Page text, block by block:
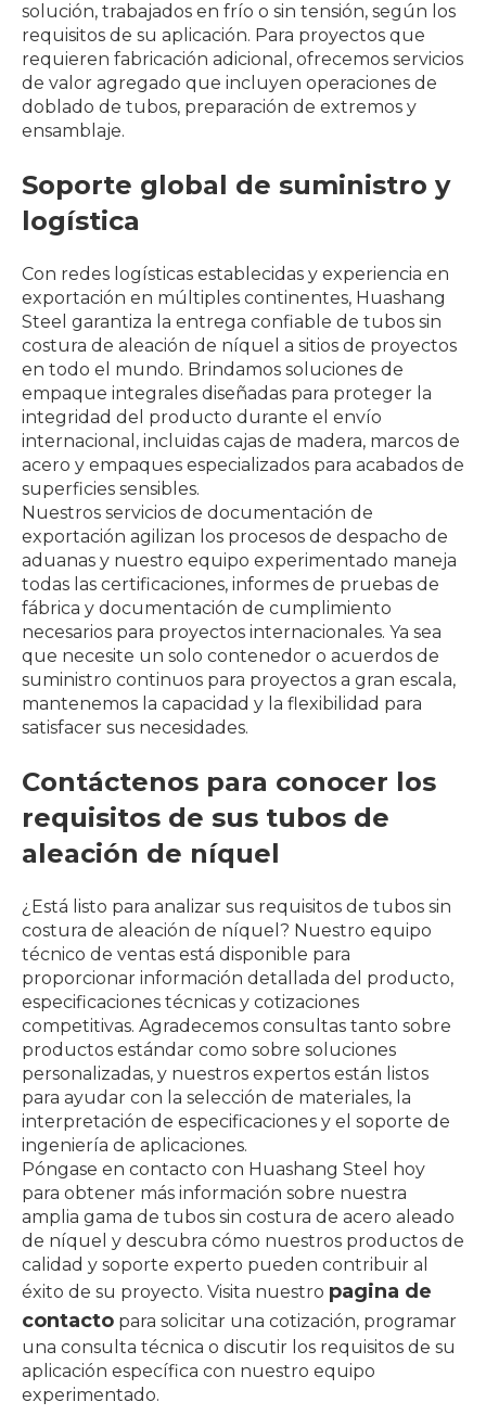
solución, trabajados en frío o sin tensión, según los
requisitos de su aplicación. Para proyectos que
requieren fabricación adicional, ofrecemos servicios
de valor agregado que incluyen operaciones de
doblado de tubos, preparación de extremos y
ensamblaje.
Soporte global de suministro y
logística
Con redes logísticas establecidas y experiencia en
exportación en múltiples continentes, Huashang
Steel garantiza la entrega confiable de tubos sin
costura de aleación de níquel a sitios de proyectos
en todo el mundo. Brindamos soluciones de
empaque integrales diseñadas para proteger la
integridad del producto durante el envío
internacional, incluidas cajas de madera, marcos de
acero y empaques especializados para acabados de
superficies sensibles.
Nuestros servicios de documentación de
exportación agilizan los procesos de despacho de
aduanas y nuestro equipo experimentado maneja
todas las certificaciones, informes de pruebas de
fábrica y documentación de cumplimiento
necesarios para proyectos internacionales. Ya sea
que necesite un solo contenedor o acuerdos de
suministro continuos para proyectos a gran escala,
mantenemos la capacidad y la flexibilidad para
satisfacer sus necesidades.
Contáctenos para conocer los
requisitos de sus tubos de
aleación de níquel
¿Está listo para analizar sus requisitos de tubos sin
costura de aleación de níquel? Nuestro equipo
técnico de ventas está disponible para
proporcionar información detallada del producto,
especificaciones técnicas y cotizaciones
competitivas. Agradecemos consultas tanto sobre
productos estándar como sobre soluciones
personalizadas, y nuestros expertos están listos
para ayudar con la selección de materiales, la
interpretación de especificaciones y el soporte de
ingeniería de aplicaciones.
Póngase en contacto con Huashang Steel hoy
para obtener más información sobre nuestra
amplia gama de tubos sin costura de acero aleado
de níquel y descubra cómo nuestros productos de
calidad y soporte experto pueden contribuir al
éxito de su proyecto. Visita nuestro pagina de
contacto para solicitar una cotización, programar
una consulta técnica o discutir los requisitos de su
aplicación específica con nuestro equipo
experimentado.